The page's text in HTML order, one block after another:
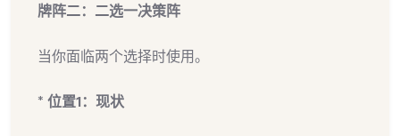
牌阵二：二选一决策阵
当你面临两个选择时使用。
* 位置1：现状